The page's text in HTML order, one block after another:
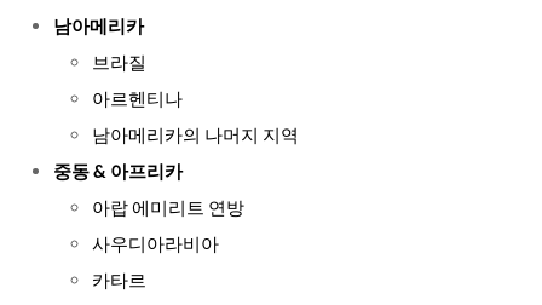
남아메리카
브라질
아르헨티나
남아메리카의 나머지 지역
중동 & 아프리카
아랍 에미리트 연방
사우디아라비아
카타르